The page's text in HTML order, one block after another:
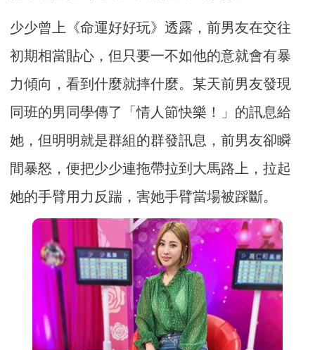
少少曾上《命運好好玩》透露，前男友在交往
初期相當貼心，但只要一不如他的意就會有暴
力傾向，看到什麼就摔什麼。某天前男友發現
同班的男同學傳了「情人節快樂！」的訊息給
她，但明明就是群組的群發訊息，前男友卻瞬
間暴怒，便把少少連拖帶拉到大馬路上，拉起
她的手臂用力反踹，害她手臂當場被踩斷。